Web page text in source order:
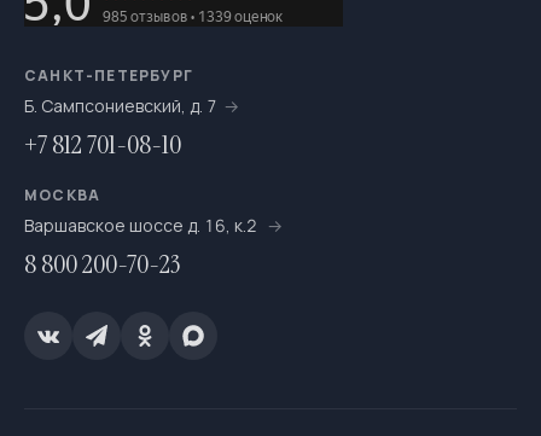
САНКТ-ПЕТЕРБУРГ
Б. Сампсониевский, д. 7
+7 812 701-08-10
МОСКВА
Варшавское шоссе д. 16, к.2
8 800 200-70-23